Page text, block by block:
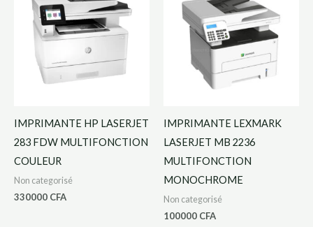
IMPRIMANTE HP LASERJET
283 FDW MULTIFONCTION
COULEUR
Non categorisé
330000 CFA
IMPRIMANTE LEXMARK
LASERJET MB 2236
MULTIFONCTION
MONOCHROME
Non categorisé
100000 CFA